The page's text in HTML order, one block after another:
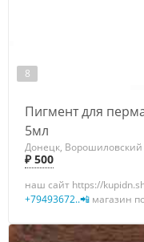
8
Пигмент для
5мл
Донецк, Ворошиловский
₽ 500
наш сайт https://
+79493672..📲 магазин